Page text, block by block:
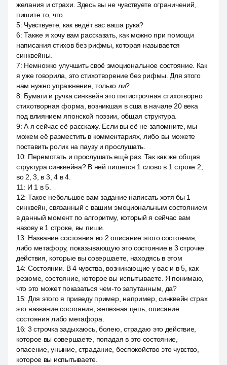
желания и страхи. Здесь вы не чувствуете ограничений,
пишите то, что
5: Чувствуете, как ведёт вас ваша рука?
6:Также я хочу вам рассказать, как можно при помощи
написания стихов без рифмы, которая называется
синквейны.
7: Немножко улучшить своё эмоциональное состояние. Как
я уже говорила, это стихотворение без рифмы. Для этого
нам нужно упражнение, только ли?
8: Бумаги и ручка синквейн это пятистрочная стихотворно
стихотворная форма, возникшая в сша в начале 20 века
под влиянием японской поэзии, общая структура.
9:А я сейчас её расскажу. Если вы её не запомните, мы
можем её разместить в комментариях, либо вы можете
поставить ролик на паузу и прослушать.
10: Перемотать и прослушать ещё раз. Так как же общая
структура синквейна? В ней пишется 1 слово в 1 строке 2,
во 2, 3, в 3, 4 в 4.
11: И 1 в 5.
12: Такое небольшое вам задание написать хотя бы 1
синквейн, связанный с вашим эмоциональным состоянием
в данный момент по алгоритму, который я сейчас вам
назову в 1 строке, вы пиши.
13: Название состояния во 2 описание этого состояния,
либо метафору, показывающую это состояние в 3 строчке
действия, которые вы совершаете, находясь в этом
14: Состоянии. В 4 чувства, возникающие у вас и в 5, как
резюме, состояние, которое вы испытываете. Я понимаю,
что это может показаться чем-то запутанным, да?
15: Для этого я приведу пример, например, синквейн страх
это название состояния, железная цепь, описание
состояния либо метафора.
16: 3 строчка задыхаюсь, болею, страдаю это действие,
которое вы совершаете, попадая в это состояние,
опасение, уныние, страдание, беспокойство это чувство,
которое вы испытываете.